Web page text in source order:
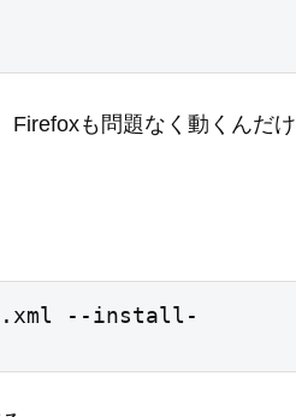
Firefoxも問題なく動くんだけ
--install-